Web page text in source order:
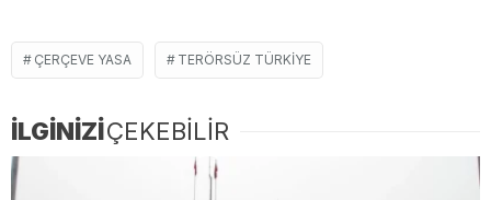
ÇERÇEVE YASA TERÖRSÜZ TÜRKIYE
İLGİNİZİÇEKEBİLİR